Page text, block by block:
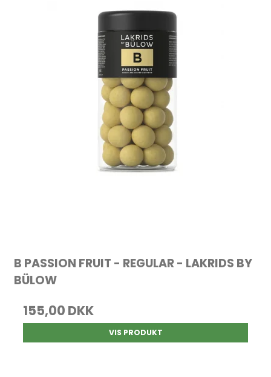
B PASSION FRUIT - REGULAR - LAKRIDS BY
BÜLOW
155,00 DKK
VIS PRODUKT